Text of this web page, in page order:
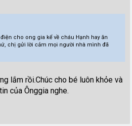
cho ong gia kể về cháu Hạnh hay ăn
chị gửi lời cảm mọi người nhà mình đã
lắm rồi.Chúc cho bé luôn khỏe và
của Ônggia nghe.